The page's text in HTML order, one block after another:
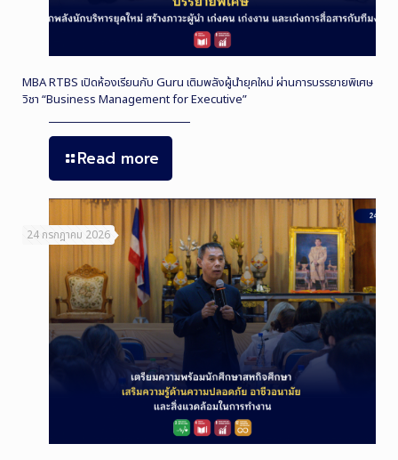
MBA RTBS เปิดห้องเรียนกับ Guru เติมพลังผู้นำยุคใหม่ ผ่านการบรรยายพิเศษ
วิชา “Business Management for Executive”
Read more
24 กรกฎาคม 2026